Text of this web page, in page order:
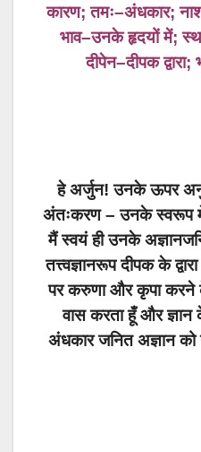
कारण;तमः–अंधकार;
भाव–उनके हृदयों में;स्थ
दीपेन–दीपक द्वारा;
हे अर्जुन!उनके ऊपर
अंतःकरण–उनके स्वरूप
मैं स्वयं ही उनके
तत्त्वज्ञानरूप दीपक के द्वारा
पर करुणा और कृपा करने
वास करता हूँ और ज्ञान
अंधकार जनित अज्ञान को